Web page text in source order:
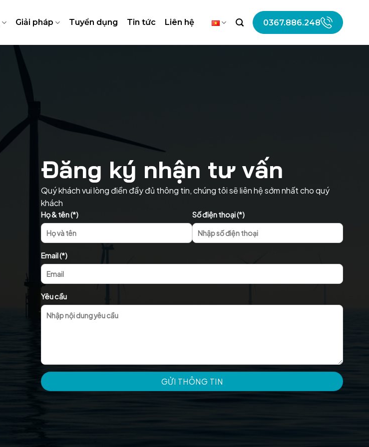
Giải pháp Tuyển dụng Tin tức Liên hệ 0367.886.248
Đăng ký nhận tư vấn
Quý khách vui lòng điền đầy đủ thông tin, chúng tôi sẽ liên hệ sớm nhất cho quý
khách
Họ & tên (*) Số điện thoại (*)
Email (*)
Yêu cầu